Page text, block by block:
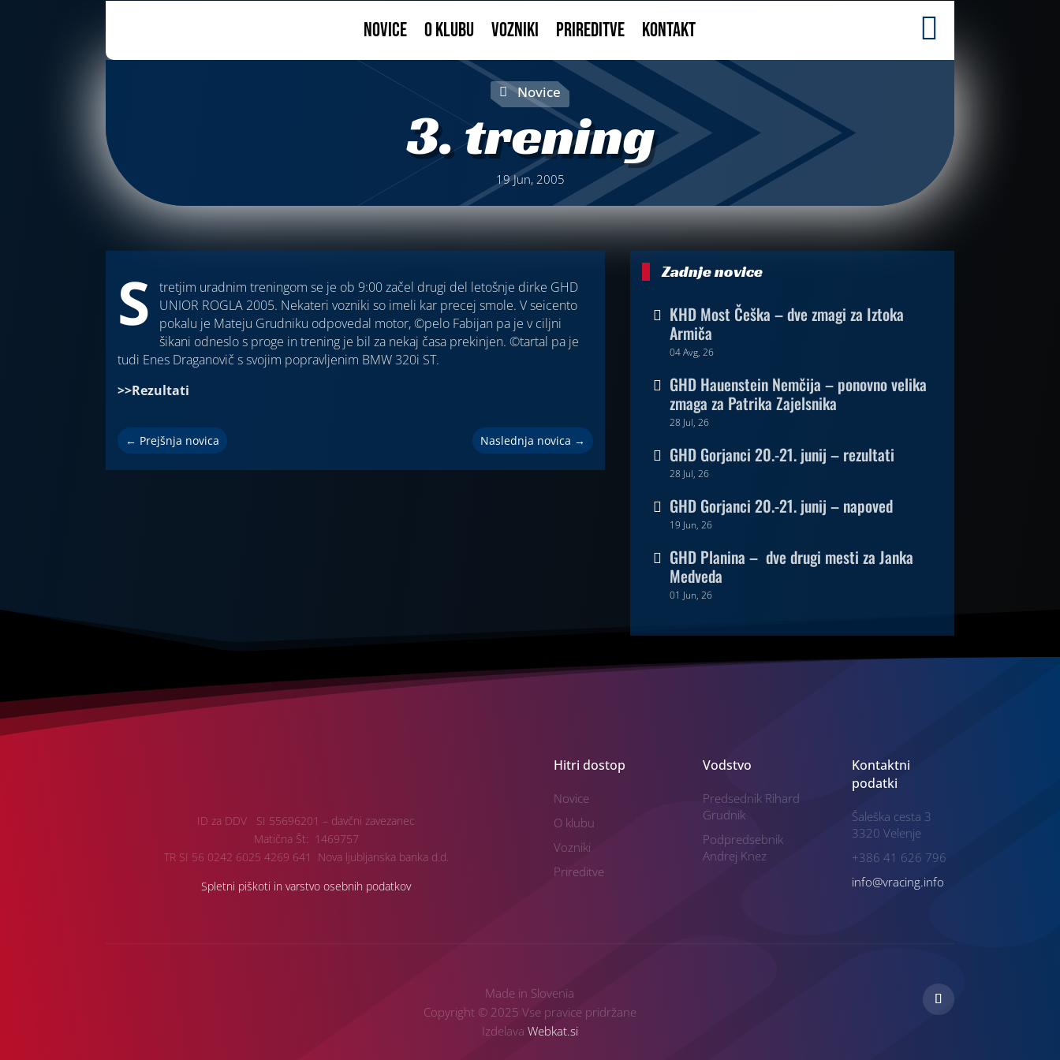
NOVICE O KLUBU VOZNIKI PRIREDITVE KONTAKT 
Novice
3. trening
19 Jun, 2005
S
tretjim uradnim treningom se je ob 9:00 začel drugi del letošnje dirke GHD
UNIOR ROGLA 2005. Nekateri vozniki so imeli kar precej smole. V seicento
pokalu je Mateju Grudniku odpovedal motor, ©pelo Fabijan pa je v ciljni
šikani odneslo s proge in trening je bil za nekaj časa prekinjen. ©tartal pa je
tudi Enes Draganovič s svojim popravljenim BMW 320i ST.
>>Rezultati
← Prejšnja novica Naslednja novica →
Zadnje novice

KHD Most Češka – dve zmagi za Iztoka
Armiča
04 Avg, 26

GHD Hauenstein Nemčija – ponovno velika
zmaga za Patrika Zajelsnika
28 Jul, 26
 GHD Gorjanci 20.-21. junij – rezultati
28 Jul, 26
 GHD Gorjanci 20.-21. junij – napoved
19 Jun, 26

GHD Planina – dve drugi mesti za Janka
Medveda
01 Jun, 26
ID za DDV SI 55696201 – davčni zavezanec
Matična Št: 1469757
TR SI 56 0242 6025 4269 641 Nova ljubljanska banka d.d.
Spletni piškoti in varstvo osebnih podatkov
Hitri dostop
Novice
O klubu
Vozniki
Prireditve
Vodstvo
Predsednik Rihard
Grudnik
Podpredsebnik
Andrej Knez
Kontaktni
podatki
Šaleška cesta 3
3320 Velenje
+386 41 626 796
info@vracing.info
Made in Slovenia
Copyright © 2025 Vse pravice pridržane
Izdelava Webkat.si